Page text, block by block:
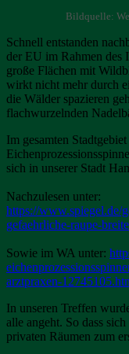
Bildquelle:
Schnell entstanden
der EU im Rahmen des
große Flächen mit
wirkt nicht mehr durch
die Wälder spazieren
flachwurzelnden
Im gesamten
sich in unserer Stadt
Nachzulesen unter:
https://www.spiegel.de/
gefaehrliche-raupe-
Sowie im WA unter:
arztpraxen-
In unseren Treffen
alle angeht. So dass
privaten Räumen zum